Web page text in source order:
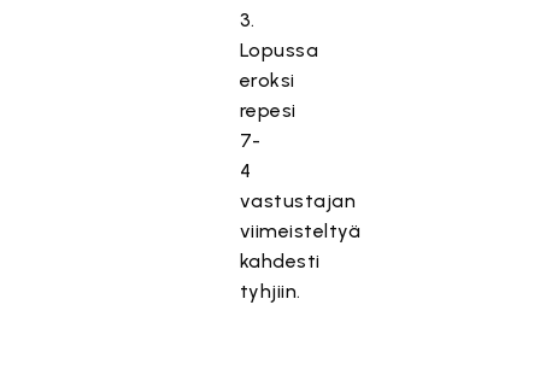
3.
Lopussa
eroksi
repesi
7-
4
vastustajan
viimeisteltyä
kahdesti
tyhjiin.